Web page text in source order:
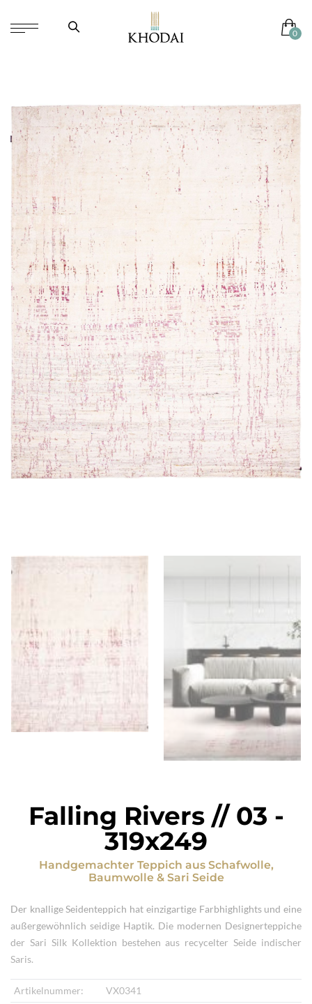
Falling Rivers // 03 -
319x249
Handgemachter Teppich aus Schafwolle,
Baumwolle & Sari Seide
Der knallige Seidenteppich hat einzigartige Farbhighlights und eine
außergewöhnlich seidige Haptik. Die modernen Designerteppiche
der Sari Silk Kollektion bestehen aus recycelter Seide indischer
Saris.
Artikelnummer:
VX0341